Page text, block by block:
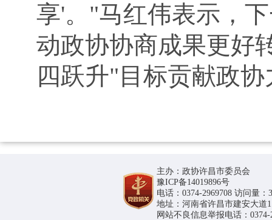
享'。"马红伟表示，
动政协协商成果更好
四跃升"目标贡献政
主办：政协许昌市委员会
豫ICP备14019896号
电话：0374-2969708 访问量：
地址：河南省许昌市建安大道
网站不良信息举报电话：